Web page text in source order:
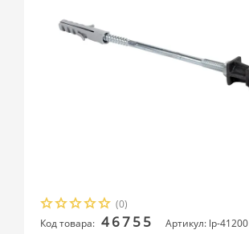
(0)
Код товара: 46755
Артикул: lp-41200